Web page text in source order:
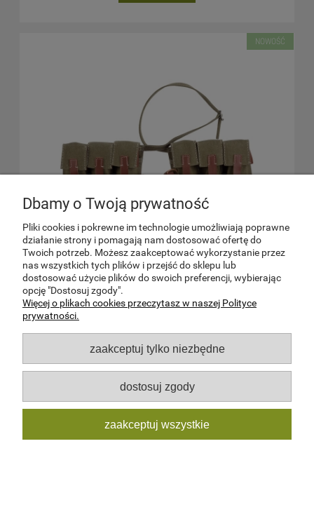
KOMPLET ŁADOWNIC DO MP44 / STG44 A
244,00 zł
NOWOŚĆ
Dbamy o Twoją prywatność
Pliki cookies i pokrewne im technologie umożliwiają poprawne
działanie strony i pomagają nam dostosować ofertę do
Twoich potrzeb. Możesz zaakceptować wykorzystanie przez
nas wszystkich tych plików i przejść do sklepu lub
dostosować użycie plików do swoich preferencji, wybierając
opcję "Dostosuj zgody".
Więcej o plikach cookies przeczytasz w naszej Polityce
prywatności.
zaakceptuj tylko niezbędne
dostosuj zgody
zaakceptuj wszystkie